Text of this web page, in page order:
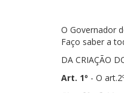
O Governador
Faço saber a
DA CRIAÇÃO
Art. 1º - O